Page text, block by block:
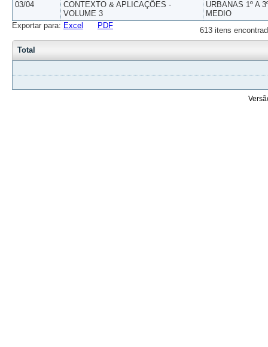
03/04
CONTEXTO & APLICAÇÕES -
VOLUME 3
URBANAS 1º A
MEDIO
613 itens
Exportar para: Excel PDF
Total